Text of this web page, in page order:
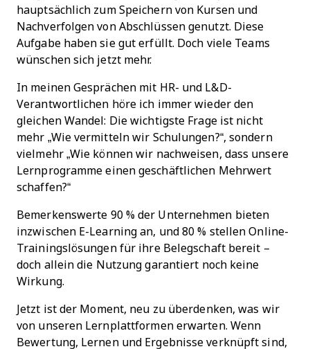
hauptsächlich zum Speichern von Kursen und
Nachverfolgen von Abschlüssen genutzt. Diese
Aufgabe haben sie gut erfüllt. Doch viele Teams
wünschen sich jetzt mehr.
In meinen Gesprächen mit HR- und L&D-
Verantwortlichen höre ich immer wieder den
gleichen Wandel: Die wichtigste Frage ist nicht
mehr „Wie vermitteln wir Schulungen?“, sondern
vielmehr „Wie können wir nachweisen, dass unsere
Lernprogramme einen geschäftlichen Mehrwert
schaffen?“
Bemerkenswerte 90 % der Unternehmen bieten
inzwischen E-Learning an, und 80 % stellen Online-
Trainingslösungen für ihre Belegschaft bereit –
doch allein die Nutzung garantiert noch keine
Wirkung.
Jetzt ist der Moment, neu zu überdenken, was wir
von unseren Lernplattformen erwarten. Wenn
Bewertung, Lernen und Ergebnisse verknüpft sind,